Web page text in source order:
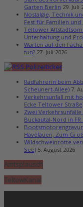
Garten Berlin 29. Juli
Nostalgie, Technik
Fest für Familien und
Teltower
Unterhaltung und
Warten auf den
tun? 27. Juli 2026
Polizeiticker
Radfahrerin beim
Scheunert-Allee) 7.
Verkehrsunfall mit
Ecke Teltower
Zwei Verkehrsunfälle
Buckautal-Nord in FR
Havelauen, Zum
Wildschweinrotte
See) 5. August 2026
Amtsplausch
TeltowKanal